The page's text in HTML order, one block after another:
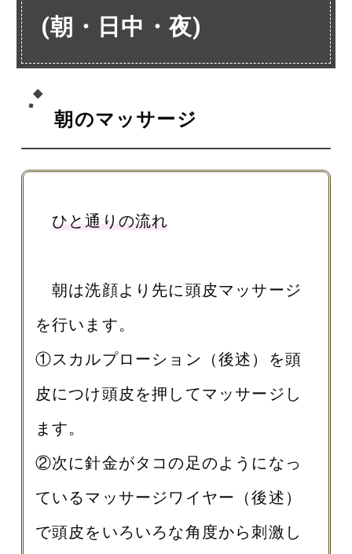
(朝・日中・夜)
朝のマッサージ
ひと通りの流れ
朝は洗顔より先に頭皮マッサージ
を行います。
①スカルプローション（後述）を頭
皮につけ頭皮を押してマッサージし
ます。
②次に針金がタコの足のようになっ
ているマッサージワイヤー（後述）
で頭皮をいろいろな角度から刺激し